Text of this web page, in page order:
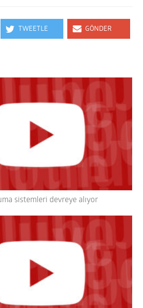
TWEETLE GÖNDER
sistemleri devreye alıyor